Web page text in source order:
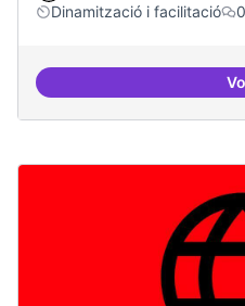
Dinamització i facilitació
0